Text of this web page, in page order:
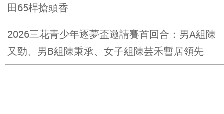
田65桿搶頭香
2026三花青少年逐夢盃邀請賽首回合：男A組陳
又勁、男B組陳秉承、女子組陳芸禾暫居領先